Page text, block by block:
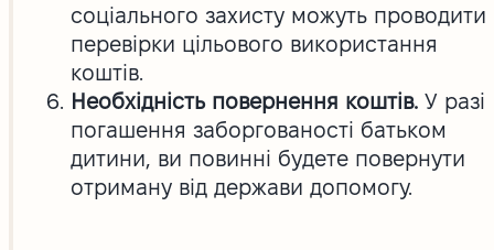
соціального захисту можуть проводити
перевірки цільового використання
коштів.
Необхідність повернення коштів.У разі
погашення заборгованості батьком
дитини, ви повинні будете повернути
отриману від держави допомогу.